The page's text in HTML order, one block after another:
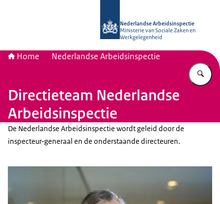
Nederlandse Arbeidsinspectie
Ministerie van Sociale Zaken en
Werkgelegenheid
Home Nederlandse Arbeidsinspectie
Directieteam Nederlandse
Arbeidsinspectie
De Nederlandse Arbeidsinspectie wordt geleid door de
inspecteur-generaal en de onderstaande directeuren.